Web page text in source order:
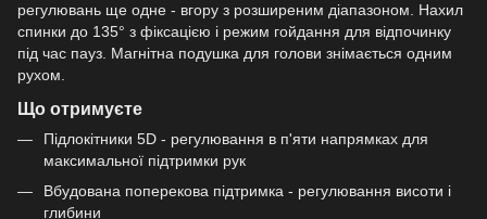
регулювань ще одне - вгору з розширеним діапазоном. Нахил
спинки до 135° з фіксацією і режим гойдання для відпочинку
під час пауз. Магнітна подушка для голови знімається одним
рухом.
Що отримуєте
Підлокітники 5D - регулювання в п'яти напрямках для
максимальної підтримки рук
Вбудована поперекова підтримка - регулювання висоти і
глибини